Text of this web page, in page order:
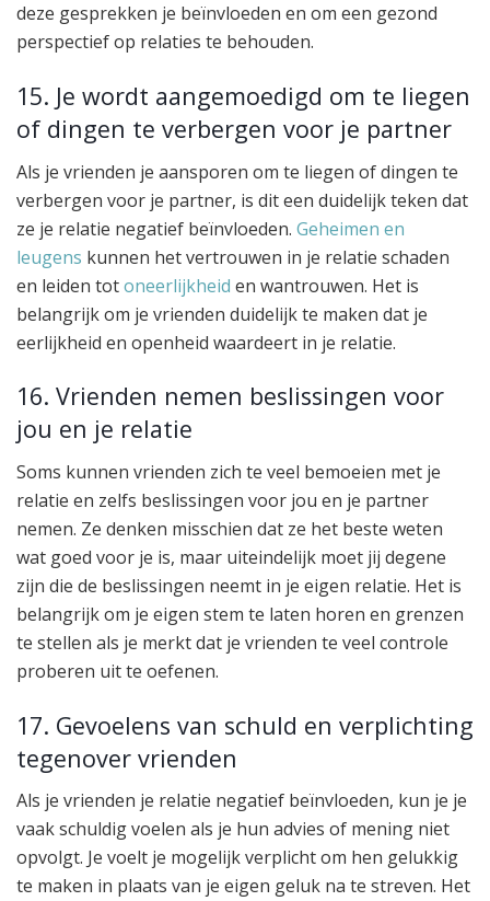
deze gesprekken je beïnvloeden en om een gezond
perspectief op relaties te behouden.
15. Je wordt aangemoedigd om te liegen
of dingen te verbergen voor je partner
Als je vrienden je aansporen om te liegen of dingen te
verbergen voor je partner, is dit een duidelijk teken dat
ze je relatie negatief beïnvloeden. Geheimen en
leugens kunnen het vertrouwen in je relatie schaden
en leiden totoneerlijkheid en wantrouwen. Het is
belangrijk om je vrienden duidelijk te maken dat je
eerlijkheid en openheid waardeert in je relatie.
16. Vrienden nemen beslissingen voor
jou en je relatie
Soms kunnen vrienden zich te veel bemoeien met je
relatie en zelfs beslissingen voor jou en je partner
nemen. Ze denken misschien dat ze het beste weten
wat goed voor je is, maar uiteindelijk moet jij degene
zijn die de beslissingen neemt in je eigen relatie. Het is
belangrijk om je eigen stem te laten horen en grenzen
te stellen als je merkt dat je vrienden te veel controle
proberen uit te oefenen.
17. Gevoelens van schuld en verplichting
tegenover vrienden
Als je vrienden je relatie negatief beïnvloeden, kun je je
vaak schuldig voelen als je hun advies of mening niet
opvolgt. Je voelt je mogelijk verplicht om hen gelukkig
te maken in plaats van je eigen geluk na te streven. Het